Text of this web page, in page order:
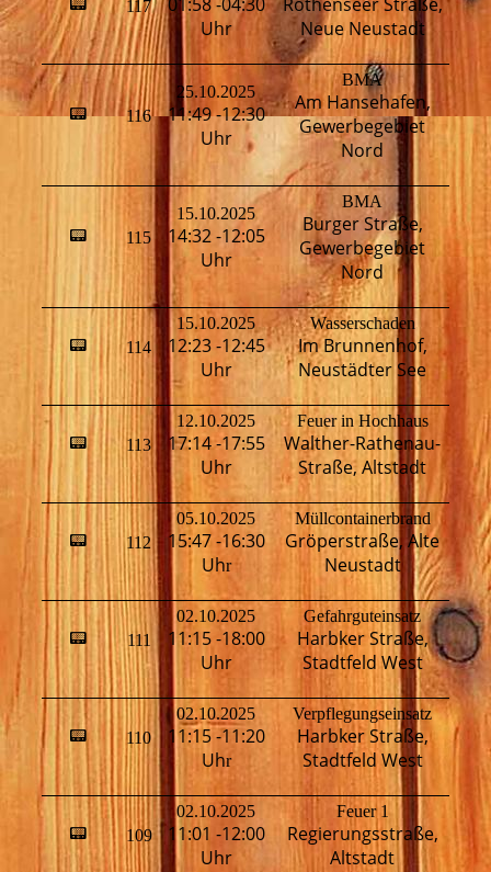
📟 117
Uhr
Neue Neustadt
📟 116
25.10.2025
11:49 -12:30
Uhr
BMA
Am Hansehafen,
Gewerbegebiet
Nord
📟 115
15.10.2025
14:32 -12:05
Uhr
BMA
Burger Straße,
Gewerbegebiet
Nord
📟 114
15.10.2025
12:23 -12:45
Uhr
Wasserschaden
Im Brunnenhof,
Neustädter See
📟 113
12.10.2025
17:14 -17:55
Uhr
Feuer in Hochhaus
Walther-Rathenau-
Straße, Altstadt
📟 112
05.10.2025
15:47 -16:30
Uhr
Müllcontainerbrand
Gröperstraße, Alte
Neustadt
📟 111
02.10.2025
11:15 -18:00
Uhr
Gefahrguteinsatz
Harbker Straße,
Stadtfeld West
📟 110
02.10.2025
11:15 -11:20
Uhr
Verpflegungseinsatz
Harbker Straße,
Stadtfeld West
📟 109
02.10.2025
11:01 -12:00
Uhr
Feuer 1
Regierungsstraße,
Altstadt